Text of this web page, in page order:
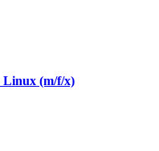
Linux (m/f/x)